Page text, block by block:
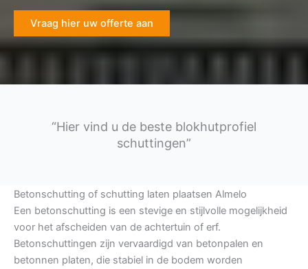
Vraag hier uw offerte aan
“Hier vind u de beste blokhutprofiel
schuttingen”
Betonschutting of schutting laten plaatsen Almelo
Een betonschutting is een stevige en stijlvolle mogelijkheid
voor het afscheiden van de achtertuin of erf.
Betonschuttingen zijn vervaardigd van betonpalen en
betonnen platen, die stabiel in de bodem worden